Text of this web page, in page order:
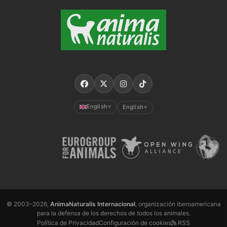
English ▼ English ▼
© 2003–2026, AnimaNaturalis Internacional, organización iberoamericana
para la defensa de los derechos de todos los animales.
Política de PrivacidadConfiguración de cookies RSS